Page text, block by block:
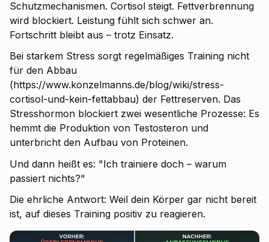
Schutzmechanismen. Cortisol steigt. Fettverbrennung
wird blockiert. Leistung fühlt sich schwer an.
Fortschritt bleibt aus – trotz Einsatz.
Bei starkem Stress sorgt regelmäßiges Training nicht
für den Abbau
(https://www.konzelmanns.de/blog/wiki/stress-
cortisol-und-kein-fettabbau) der Fettreserven. Das
Stresshormon blockiert zwei wesentliche Prozesse: Es
hemmt die Produktion von Testosteron und
unterbricht den Aufbau von Proteinen.
Und dann heißt es: "Ich trainiere doch – warum
passiert nichts?"
Die ehrliche Antwort: Weil dein Körper gar nicht bereit
ist, auf dieses Training positiv zu reagieren.